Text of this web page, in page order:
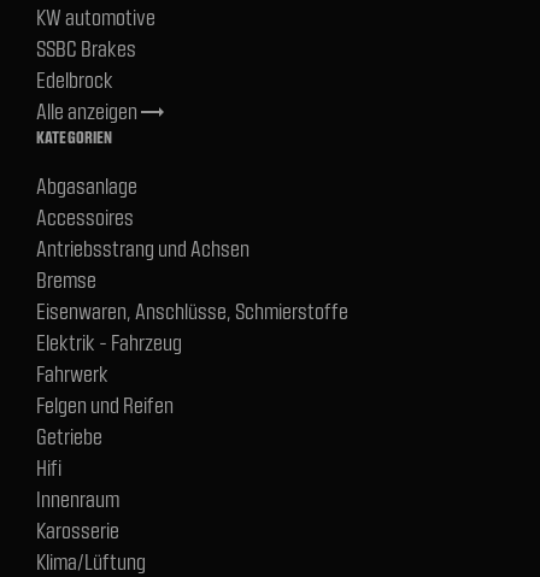
KW automotive
SSBC Brakes
Edelbrock
Alle anzeigentrending_flat
KATEGORIEN
Abgasanlage
Accessoires
Antriebsstrang und Achsen
Bremse
Eisenwaren, Anschlüsse, Schmierstoffe
Elektrik - Fahrzeug
Fahrwerk
Felgen und Reifen
Getriebe
Hifi
Innenraum
Karosserie
Klima/Lüftung